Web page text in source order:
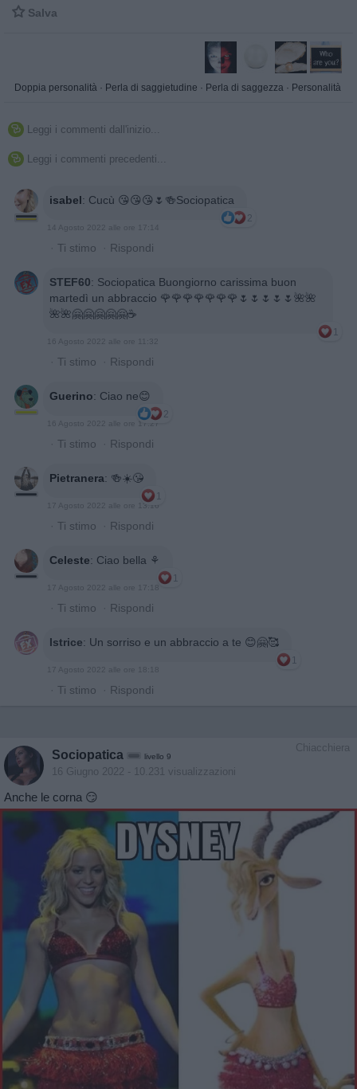
 Salva
Doppia personalità · Perla di saggietudine · Perla di saggezza · Personalità
 Leggi i commenti dall'inizio...
 Leggi i commenti precedenti...
isabel: Cucù 😘😘😘🌷🍻Sociopatica
2
14 Agosto 2022 alle ore 17:14
· Ti stimo · Rispondi
STEF60: Sociopatica Buongiorno carissima buon
martedì un abbraccio 🌹🌹🌹🌹🌹🌹🌹🌷🌷🌷🌷🌷🌺🌺
🌺🌺🤗🤗🤗🤗🤗☕
1
16 Agosto 2022 alle ore 11:32
· Ti stimo · Rispondi
Guerino: Ciao ne😊
2
16 Agosto 2022 alle ore 17:27
· Ti stimo · Rispondi
Pietranera: 🍻☀️😘
1
17 Agosto 2022 alle ore 13:16
· Ti stimo · Rispondi
Celeste: Ciao bella ⚘️
1
17 Agosto 2022 alle ore 17:18
· Ti stimo · Rispondi
Istrice: Un sorriso e un abbraccio a te 😊🤗🥰
1
17 Agosto 2022 alle ore 18:18
· Ti stimo · Rispondi
Chiacchiera
Sociopatica livello 9
16 Giugno 2022 - 10.231 visualizzazioni
Anche le corna 😏